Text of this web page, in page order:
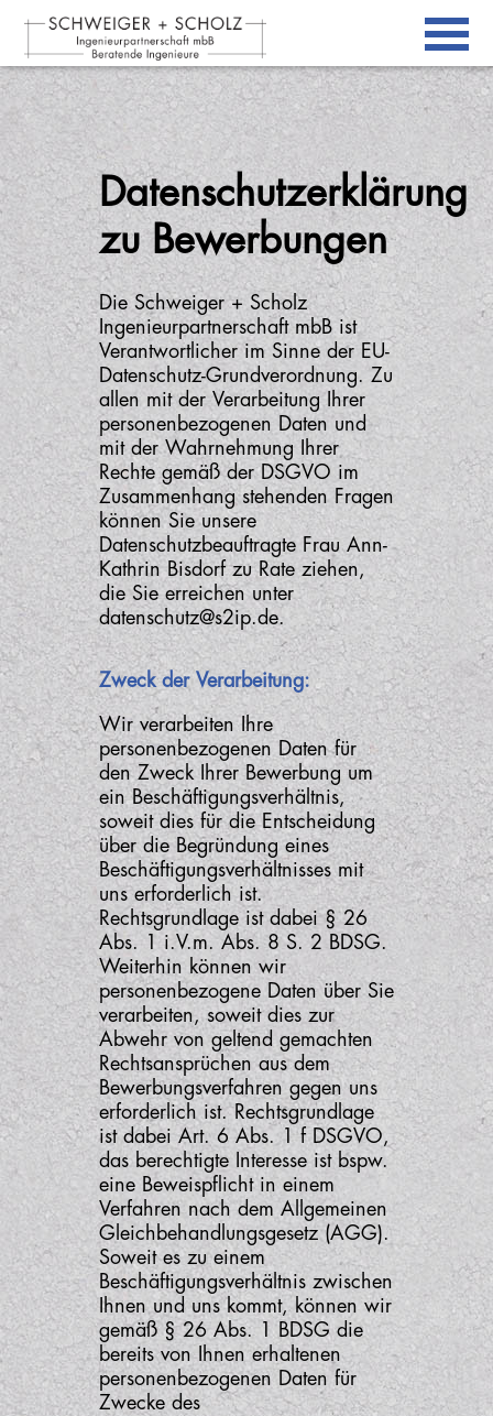
Datenschutzerklärung
zu Bewerbungen
Die Schweiger + Scholz
Ingenieurpartnerschaft mbB ist
Verantwortlicher im Sinne der EU-
Datenschutz-Grundverordnung. Zu
allen mit der Verarbeitung Ihrer
personenbezogenen Daten und
mit der Wahrnehmung Ihrer
Rechte gemäß der DSGVO im
Zusammenhang stehenden Fragen
können Sie unsere
Datenschutzbeauftragte Frau Ann-
Kathrin Bisdorf zu Rate ziehen,
die Sie erreichen unter
datenschutz@s2ip.de.
Zweck der Verarbeitung:
Wir verarbeiten Ihre
personenbezogenen Daten für
den Zweck Ihrer Bewerbung um
ein Beschäftigungsverhältnis,
soweit dies für die Entscheidung
über die Begründung eines
Beschäftigungsverhältnisses mit
uns erforderlich ist.
Rechtsgrundlage ist dabei § 26
Abs. 1 i.V.m. Abs. 8 S. 2 BDSG.
Weiterhin können wir
personenbezogene Daten über Sie
verarbeiten, soweit dies zur
Abwehr von geltend gemachten
Rechtsansprüchen aus dem
Bewerbungsverfahren gegen uns
erforderlich ist. Rechtsgrundlage
ist dabei Art. 6 Abs. 1 f DSGVO,
das berechtigte Interesse ist bspw.
eine Beweispflicht in einem
Verfahren nach dem Allgemeinen
Gleichbehandlungsgesetz (AGG).
Soweit es zu einem
Beschäftigungsverhältnis zwischen
Ihnen und uns kommt, können wir
gemäß § 26 Abs. 1 BDSG die
bereits von Ihnen erhaltenen
personenbezogenen Daten für
Zwecke des